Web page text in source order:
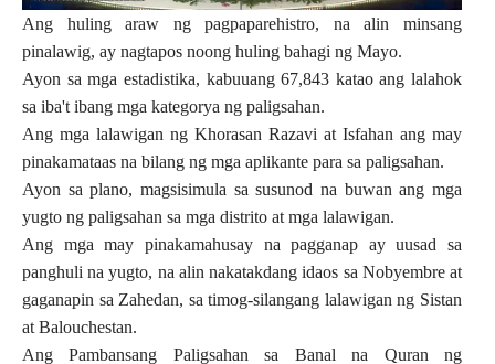
Ang huling araw ng pagpaparehistro, na alin minsang
pinalawig, ay nagtapos noong huling bahagi ng Mayo.
Ayon sa mga estadistika, kabuuang 67,843 katao ang lalahok
sa iba't ibang mga kategorya ng paligsahan.
Ang mga lalawigan ng Khorasan Razavi at Isfahan ang may
pinakamataas na bilang ng mga aplikante para sa paligsahan.
Ayon sa plano, magsisimula sa susunod na buwan ang mga
yugto ng paligsahan sa mga distrito at mga lalawigan.
Ang mga may pinakamahusay na pagganap ay uusad sa
panghuli na yugto, na alin nakatakdang idaos sa Nobyembre at
gaganapin sa Zahedan, sa timog-silangang lalawigan ng Sistan
at Balouchestan.
Ang Pambansang Paligsahan sa Banal na Quran ng